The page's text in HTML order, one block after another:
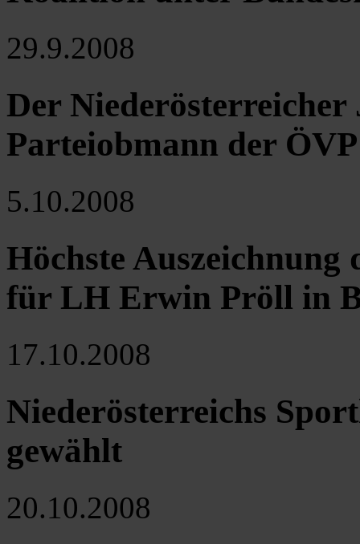
29.9.2008
Der
Parteiobmann der ÖVP
5.10.2008
Höchste
für LH Erwin Pröll in
17.10.2008
Niederösterreichs
gewählt
20.10.2008